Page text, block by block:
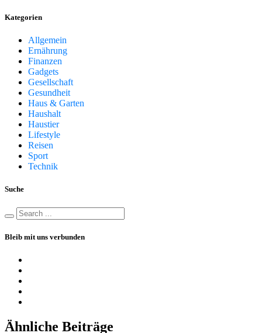
Kategorien
Allgemein
Ernährung
Finanzen
Gadgets
Gesellschaft
Gesundheit
Haus & Garten
Haushalt
Haustier
Lifestyle
Reisen
Sport
Technik
Suche
Bleib mit uns verbunden
Ähnliche Beiträge